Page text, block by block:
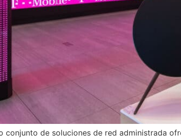
conjunto de soluciones de red administrada